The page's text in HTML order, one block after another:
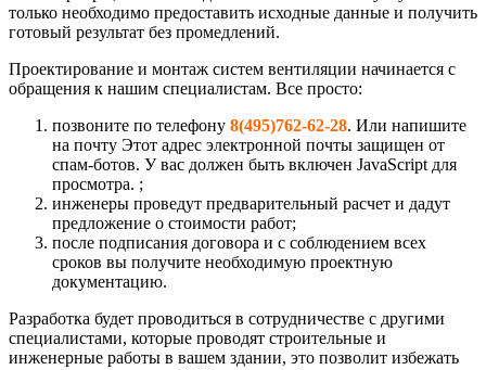
только необходимо предоставить исходные данные и получить
готовый результат без промедлений.
Проектирование и монтаж систем вентиляции начинается с
обращения к нашим специалистам. Все просто:
позвоните по телефону 8(495)762-62-28. Или напишите
на почту Этот адрес электронной почты защищен от
спам-ботов. У вас должен быть включен JavaScript для
просмотра. ;
инженеры проведут предварительный расчет и дадут
предложение о стоимости работ;
после подписания договора и с соблюдением всех
сроков вы получите необходимую проектную
документацию.
Разработка будет проводиться в сотрудничестве с другими
специалистами, которые проводят строительные и
инженерные работы в вашем здании, это позволит избежать